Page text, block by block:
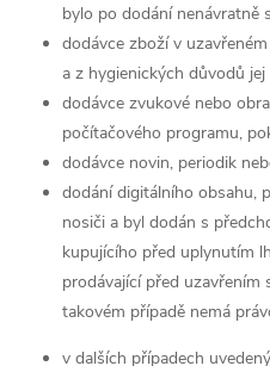
bylo po dodání nenávratně
dodávce zboží v
a z hygienických důvodů
dodávce zvukové nebo
počítačového programu,
dodávce novin, periodik
dodání digitálního obsahu,
nosiči a byl dodán s
kupujícího před uplynutím
prodávající před uzavřením
takovém případě nemá
v dalších případech